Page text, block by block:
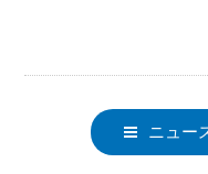
ニュー